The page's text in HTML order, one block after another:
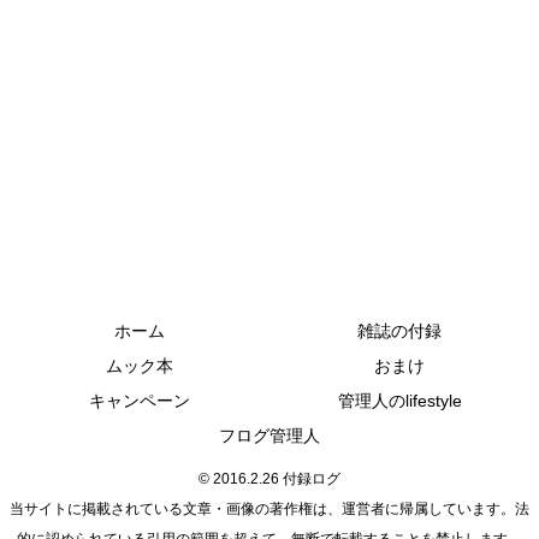
ホーム
雑誌の付録
ムック本
おまけ
キャンペーン
管理人のlifestyle
フログ管理人
© 2016.2.26 付録ログ
当サイトに掲載されている文章・画像の著作権は、運営者に帰属しています。法